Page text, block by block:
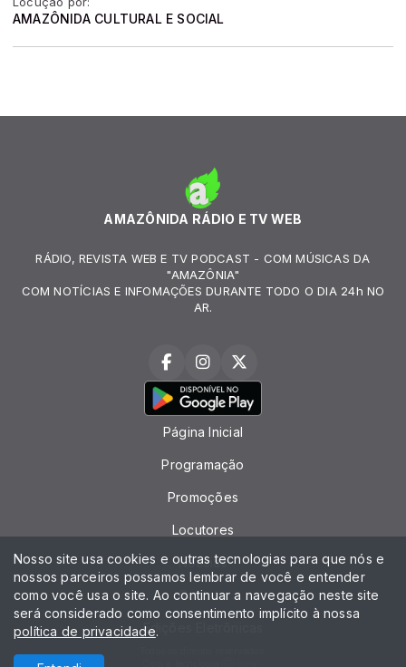
AMAZÔNIDA CULTURAL E SOCIAL
AMAZÔNIDA RÁDIO E TV WEB
RÁDIO, REVISTA WEB E TV PODCAST - COM MÚSICAS DA
"AMAZÔNIA"
COM NOTÍCIAS E INFOMAÇÕES DURANTE TODO O DIA 24h NO
AR.
Página Inicial
Programação
Promoções
Locutores
Notícias
Contato
Edições Eletrônicas
Nosso site usa cookies e outras tecnologias para que nós e
nossos parceiros possamos lembrar de você e entender
como você usa o site. Ao continuar a navegação neste site
será considerado como consentimento implícito à nossa
política de privacidade.